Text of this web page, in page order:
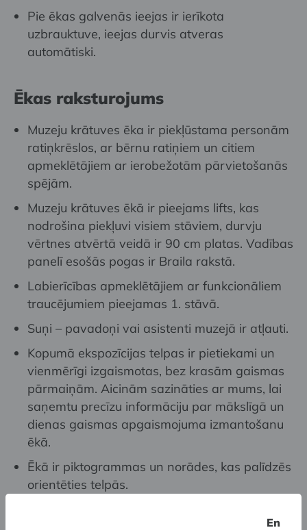
Pie ēkas galvenās ieejas ir ierīkota
uzbrauktuve, ieejas durvis atveras
automātiski.
Ēkas raksturojums
Muzeju krātuves ēka ir piekļūstama personām
ratiņkrēslos, ar bērnu ratiņiem un citiem
apmeklētājiem ar ierobežotām pārvietošanās
spējām.
Muzeju krātuves ēkā ir pieejams lifts, kas
nodrošina piekļuvi visiem stāviem, durvju
vērtnes atvērtā veidā ir 90 cm platas. Vadības
panelī esošās pogas ir Braila rakstā.
Labierīcības apmeklētājiem ar funkcionāliem
traucējumiem pieejamas 1. stāvā.
Suņi – pavadoņi vai asistenti muzejā ir atļauti.
Kopumā ekspozīcijas telpas ir pietiekami un
vienmērīgi izgaismotas, bez krasām gaismas
pārmaiņām. Aicinām sazināties ar mums, lai
saņemtu precīzu informāciju par mākslīgā un
dienas gaismas apgaismojuma izmantošanu
ēkā.
Ēkā ir piktogrammas un norādes, kas palīdzēs
orientēties telpās.
En